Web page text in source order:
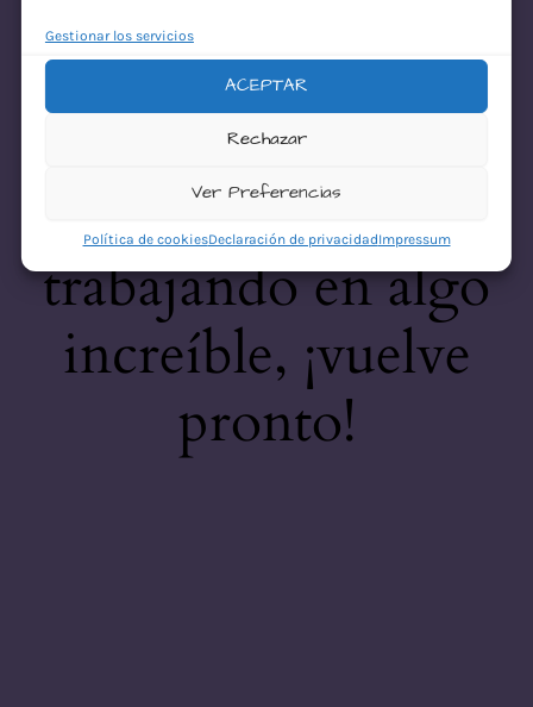
Gestionar los servicios
ACEPTAR
Rechazar
Ver Preferencias
Política de cookiesDeclaración de privacidadImpressum
¡Disculpa este
desastre! Estamos
trabajando en algo
increíble, ¡vuelve
pronto!